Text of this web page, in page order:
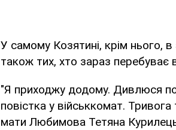
У самому Козятині, крім нього,
також тих, хто зараз перебуває
"Я приходжу додому. Дивлюся
повістка у військкомат.
мати Любимова Тетяна